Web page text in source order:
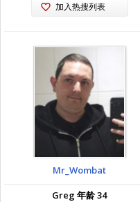
加入热搜列表
Mr_Wombat
Greg 年龄 34